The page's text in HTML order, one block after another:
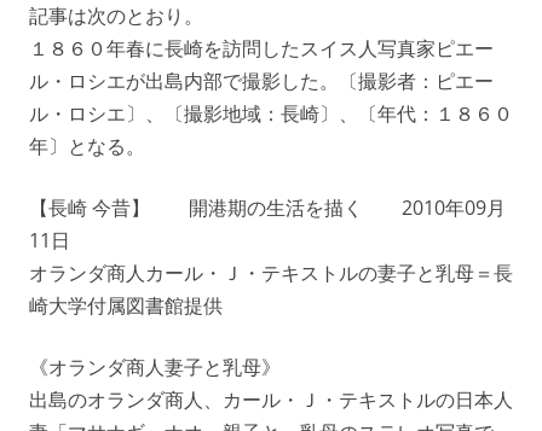
記事は次のとおり。
１８６０年春に長崎を訪問したスイス人写真家ピエー
ル・ロシエが出島内部で撮影した。〔撮影者：ピエー
ル・ロシエ〕、〔撮影地域：長崎〕、〔年代：１８６０
年〕となる。
【長崎 今昔】 開港期の生活を描く 2010年09月
11日
オランダ商人カール・Ｊ・テキストルの妻子と乳母＝長
崎大学付属図書館提供
《オランダ商人妻子と乳母》
出島のオランダ商人、カール・Ｊ・テキストルの日本人